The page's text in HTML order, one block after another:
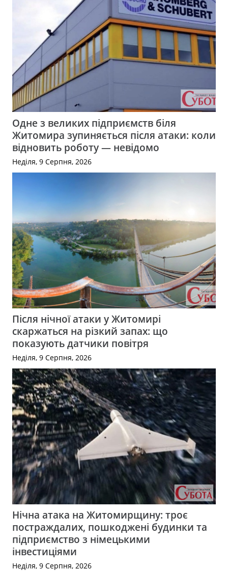
Одне з великих підприємств біля
Житомира зупиняється після атаки: коли
відновить роботу — невідомо
Неділя, 9 Серпня, 2026
Після нічної атаки у Житомирі
скаржаться на різкий запах: що
показують датчики повітря
Неділя, 9 Серпня, 2026
Нічна атака на Житомирщину: троє
постраждалих, пошкоджені будинки та
підприємство з німецькими
інвестиціями
Неділя, 9 Серпня, 2026